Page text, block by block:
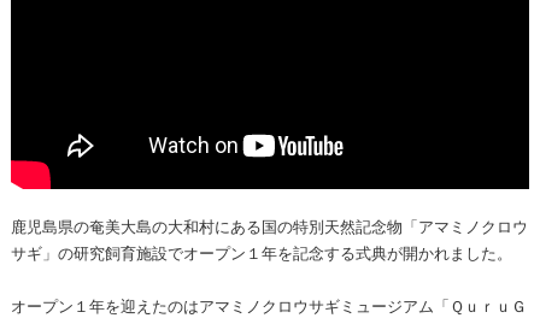
鹿児島県の奄美大島の大和村にある国の特別天然記念物「アマミノクロウ
サギ」の研究飼育施設でオープン１年を記念する式典が開かれました。
オープン１年を迎えたのはアマミノクロウサギミュージアム「ＱｕｒｕＧ